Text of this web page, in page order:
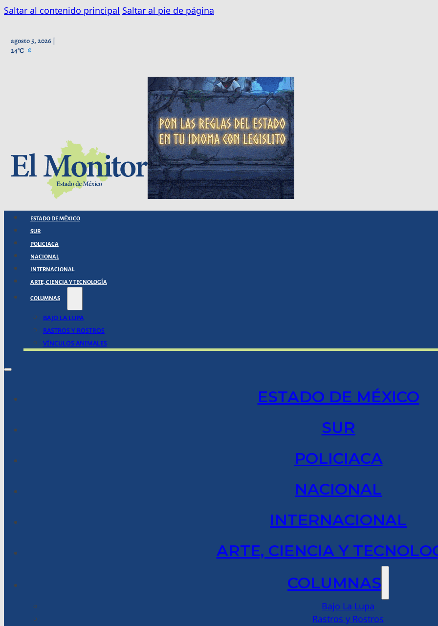
Saltar al contenido principal Saltar al pie de página
agosto 5, 2026 |
24°C
ESTADO DE MÉXICO
SUR
POLICIACA
NACIONAL
INTERNACIONAL
ARTE, CIENCIA Y TECNOLOGÍA
COLUMNAS
BAJO LA LUPA
RASTROS Y ROSTROS
VÍNCULOS ANIMALES
ESTADO DE MÉXICO
SUR
POLICIACA
NACIONAL
INTERNACIONAL
ARTE, CIENCIA Y
COLUMNAS
Bajo La Lupa
Rastros y Rostros